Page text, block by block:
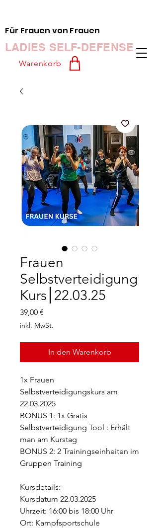
Warenkorb
LADIES SELF-DEFENSE
Für Frauen von Frauen
Frauen
Selbstverteidigung
Kurs⎮22.03.25
39,00 €
inkl. MwSt.
In den Warenkorb
1x Frauen
Selbstverteidigungskurs am
22.03.2025
BONUS 1: 1x Gratis
Selbstverteidigung Tool : Erhält
man am Kurstag
BONUS 2: 2 Trainingseinheiten im
Gruppen Training
Kursdetails:
Kursdatum 22.03.2025
Uhrzeit: 16:00 bis 18:00 Uhr
Ort: Kampfsportschule